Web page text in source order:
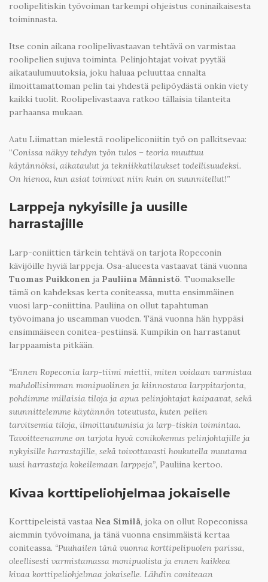
roolipelitiskin työvoiman tarkempi ohjeistus coninaikaisesta
toiminnasta.
Itse conin aikana roolipelivastaavan tehtävä on varmistaa
roolipelien sujuva toiminta. Pelinjohtajat voivat pyytää
aikataulumuutoksia, joku haluaa peluuttaa ennalta
ilmoittamattoman pelin tai yhdestä pelipöydästä onkin viety
kaikki tuolit. Roolipelivastaava ratkoo tällaisia tilanteita
parhaansa mukaan.
Aatu Liimattan mielestä roolipeliconiitin työ on palkitsevaa:
“Conissa näkyy tehdyn työn tulos – teoria muuttuu
käytännöksi, aikataulut ja tekniikkatilaukset todellisuudeksi.
On hienoa, kun asiat toimivat niin kuin on suunnitellut!”
Larppeja nykyisille ja uusille
harrastajille
Larp-coniittien tärkein tehtävä on tarjota Ropeconin
kävijöille hyviä larppeja. Osa-alueesta vastaavat tänä vuonna
Tuomas Puikkonen ja Pauliina Männistö. Tuomakselle
tämä on kahdeksas kerta coniteassa, mutta ensimmäinen
vuosi larp-coniittina. Pauliina on ollut tapahtuman
työvoimana jo useamman vuoden. Tänä vuonna hän hyppäsi
ensimmäiseen conitea-pestiinsä. Kumpikin on harrastanut
larppaamista pitkään.
“Ennen Ropeconia larp-tiimi miettii, miten voidaan varmistaa
mahdollisimman monipuolinen ja kiinnostava larppitarjonta,
pohdimme millaisia tiloja ja apua pelinjohtajat kaipaavat, sekä
suunnittelemme käytännön toteutusta, kuten pelien
tarvitsemia tiloja, ilmoittautumisia ja larp-tiskin toimintaa.
Tavoitteenamme on tarjota hyvä conikokemus pelinjohtajille ja
nykyisille harrastajille, sekä toivottavasti houkutella muutama
uusi harrastaja kokeilemaan larppeja”, Pauliina kertoo.
Kivaa korttipeliohjelmaa jokaiselle
Korttipeleistä vastaa Nea Similä, joka on ollut Ropeconissa
aiemmin työvoimana, ja tänä vuonna ensimmäistä kertaa
coniteassa. “Puuhailen tänä vuonna korttipelipuolen parissa,
oleellisesti varmistamassa monipuolista ja ennen kaikkea
kivaa korttipeliohjelmaa jokaiselle. Lähdin coniteaan